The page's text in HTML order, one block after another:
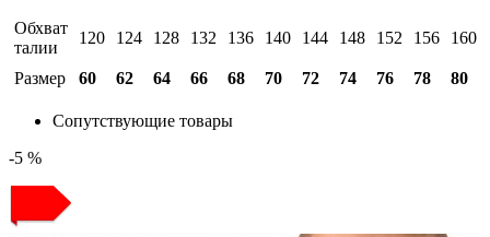
Обхват
талии
120 124 128 132 136 140 144 148 152 156 160
Размер 60 62 64 66 68 70 72 74 76 78 80
Сопутствующие товары
-5 %